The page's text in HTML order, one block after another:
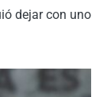
dejar con uno